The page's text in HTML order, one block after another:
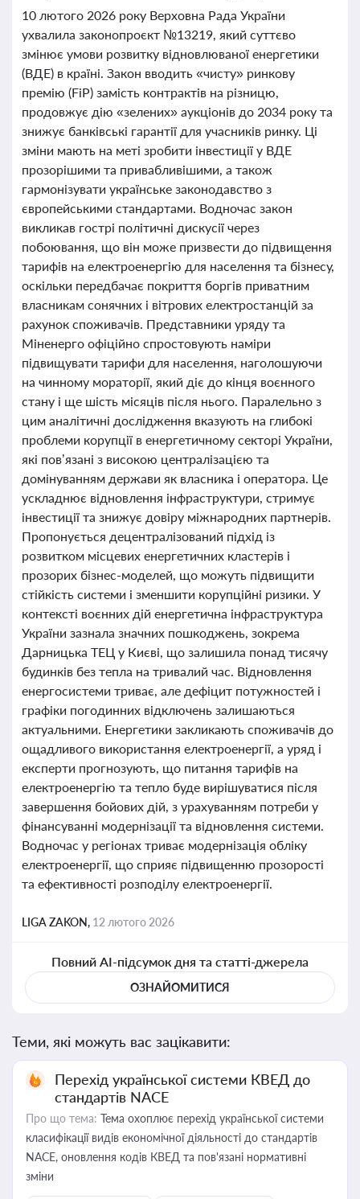
10 лютого 2026 року Верховна Рада України
ухвалила законопроєкт №13219, який суттєво
змінює умови розвитку відновлюваної енергетики
(ВДЕ) в країні. Закон вводить «чисту» ринкову
премію (FiP) замість контрактів на різницю,
продовжує дію «зелених» аукціонів до 2034 року та
знижує банківські гарантії для учасників ринку. Ці
зміни мають на меті зробити інвестиції у ВДЕ
прозорішими та привабливішими, а також
гармонізувати українське законодавство з
європейськими стандартами. Водночас закон
викликав гострі політичні дискусії через
побоювання, що він може призвести до підвищення
тарифів на електроенергію для населення та бізнесу,
оскільки передбачає покриття боргів приватним
власникам сонячних і вітрових електростанцій за
рахунок споживачів. Представники уряду та
Міненерго офіційно спростовують наміри
підвищувати тарифи для населення, наголошуючи
на чинному мораторії, який діє до кінця воєнного
стану і ще шість місяців після нього. Паралельно з
цим аналітичні дослідження вказують на глибокі
проблеми корупції в енергетичному секторі України,
які пов’язані з високою централізацією та
домінуванням держави як власника і оператора. Це
ускладнює відновлення інфраструктури, стримує
інвестиції та знижує довіру міжнародних партнерів.
Пропонується децентралізований підхід із
розвитком місцевих енергетичних кластерів і
прозорих бізнес-моделей, що можуть підвищити
стійкість системи і зменшити корупційні ризики. У
контексті воєнних дій енергетична інфраструктура
України зазнала значних пошкоджень, зокрема
Дарницька ТЕЦ у Києві, що залишила понад тисячу
будинків без тепла на тривалий час. Відновлення
енергосистеми триває, але дефіцит потужностей і
графіки погодинних відключень залишаються
актуальними. Енергетики закликають споживачів до
ощадливого використання електроенергії, а уряд і
експерти прогнозують, що питання тарифів на
електроенергію та тепло буде вирішуватися після
завершення бойових дій, з урахуванням потреби у
фінансуванні модернізації та відновлення системи.
Водночас у регіонах триває модернізація обліку
електроенергії, що сприяє підвищенню прозорості
та ефективності розподілу електроенергії.
LIGA ZAKON, 12 лютого 2026
Повний AI-підсумок дня та статті-джерела
ОЗНАЙОМИТИСЯ
Теми, які можуть вас зацікавити:
Перехід української системи КВЕД до
стандартів NACE
Про що тема: Тема охоплює перехід української системи
класифікації видів економічної діяльності до стандартів
NACE, оновлення кодів КВЕД та пов'язані нормативні
зміни